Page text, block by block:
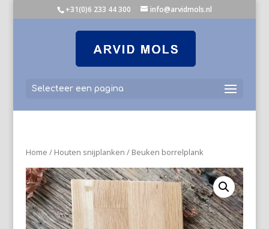
+31(0)6 233 44 300 info@arvidmols.nl
Selecteer een pagina
Home / Houten snijplanken / Beuken borrelplank